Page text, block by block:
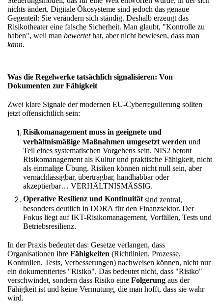
nichts ändert. Digitale Ökosysteme sind jedoch das genaue
Gegenteil: Sie verändern sich ständig. Deshalb erzeugt das
Risikotheater eine falsche Sicherheit. Man glaubt, "Kontrolle zu
haben", weil man bewertethat, aber nicht bewiesen, dass man
kann.
Was die Regelwerke tatsächlich signalisieren: Von
Dokumenten zur Fähigkeit
Zwei klare Signale der modernen EU-Cyberregulierung sollten
jetzt offensichtlich sein:
Risikomanagement muss in geeignete und
verhältnismäßige Maßnahmen umgesetzt werden und
Teil eines systematischen Vorgehens sein. NIS2 betont
Risikomanagement als Kultur und praktische Fähigkeit, nicht
als einmalige Übung. Risiken können nicht null sein, aber
vernachlässigbar, übertragbar, handhabbar oder
akzeptierbar… VERHÄLTNISMÄSSIG.
Operative Resilienz und Kontinuitätsind zentral,
besonders deutlich in DORA für den Finanzsektor. Der
Fokus liegt auf IKT-Risikomanagement, Vorfällen, Tests und
Betriebsresilienz.
In der Praxis bedeutet das: Gesetze verlangen, dass
Organisationen ihre Fähigkeiten (Richtlinien, Prozesse,
Kontrollen, Tests, Verbesserungen) nachweisen können, nicht nur
ein dokumentiertes "Risiko". Das bedeutet nicht, dass "Risiko"
verschwindet, sondern dass Risiko eine Folgerung aus der
Fähigkeit ist und keine Vermutung, die man hofft, dass sie wahr
wird.